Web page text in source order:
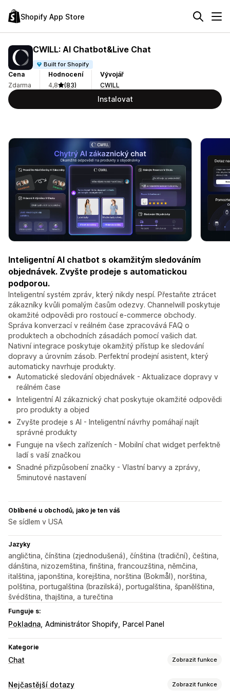
Shopify App Store
CWILL: AI Chatbot&Live Chat
Built for Shopify
Cena
Zdarma
Hodnocení
4,8
(83)
Vývojář
CWILL
Instalovat
Inteligentní AI chatbot s okamžitým sledováním
objednávek. Zvyšte prodeje s automatickou
podporou.
Inteligentní systém zpráv, který nikdy nespí. Přestaňte ztrácet
zákazníky kvůli pomalým časům odezvy. Channelwill poskytuje
okamžité odpovědi pro rostoucí e-commerce obchody.
Správa konverzací v reálném čase zpracovává FAQ o
produktech a obchodních zásadách pomocí vašich dat.
Nativní integrace poskytuje okamžitý přístup ke sledování
dopravy a úrovním zásob. Perfektní prodejní asistent, který
automaticky navrhuje produkty.
Automatické sledování objednávek - Aktualizace dopravy v
reálném čase
Inteligentní AI zákaznický chat poskytuje okamžité odpovědi
pro produkty a objed
Zvyšte prodeje s AI - Inteligentní návrhy pomáhají najít
správné produkty
Funguje na všech zařízeních - Mobilní chat widget perfektně
ladí s vaší značkou
Snadné přizpůsobení značky - Vlastní barvy a zprávy,
5minutové nastavení
Oblíbené u obchodů, jako je ten váš
Se sídlem v USA
Jazyky
angličtina, čínština (zjednodušená), čínština (tradiční), čeština,
dánština, nizozemština, finština, francouzština, němčina,
italština, japonština, korejština, norština (Bokmål), norština,
polština, portugalština (brazilská), portugalština, španělština,
švédština, thajština, a turečtina
Funguje s:
Pokladna Administrátor Shopify Parcel Panel
Kategorie
Chat Zobrazit funkce
Posílání zpráv v reálném čase
Nejčastější dotazy Zobrazit funkce